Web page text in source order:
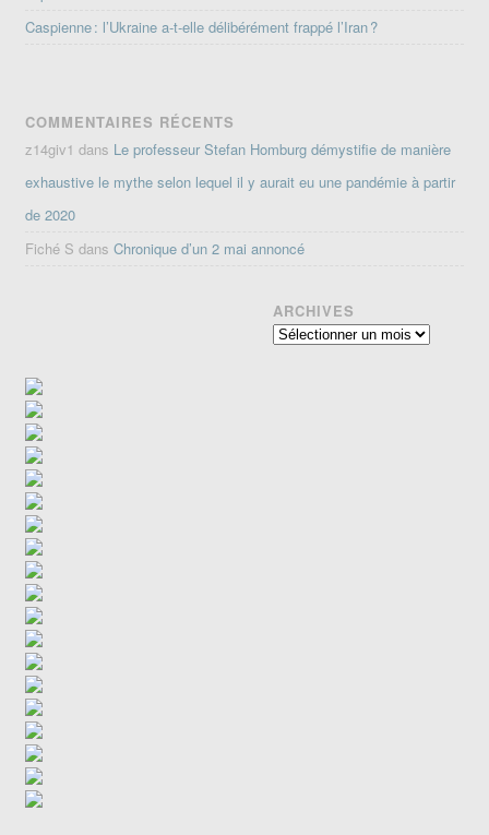
Caspienne : l’Ukraine a-t-elle délibérément frappé l’Iran ?
COMMENTAIRES RÉCENTS
z14giv1 dans Le professeur Stefan Homburg démystifie de manière
exhaustive le mythe selon lequel il y aurait eu une pandémie à partir
de 2020
Fiché S dansChronique d’un 2 mai annoncé
ARCHIVES
Archives